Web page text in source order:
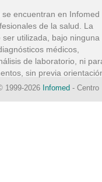
encuentran en Infomed
de la salud. La
utilizada, bajo ninguna
médicos,
de laboratorio, ni
sin previa
1999-2026 Infomed - Centro